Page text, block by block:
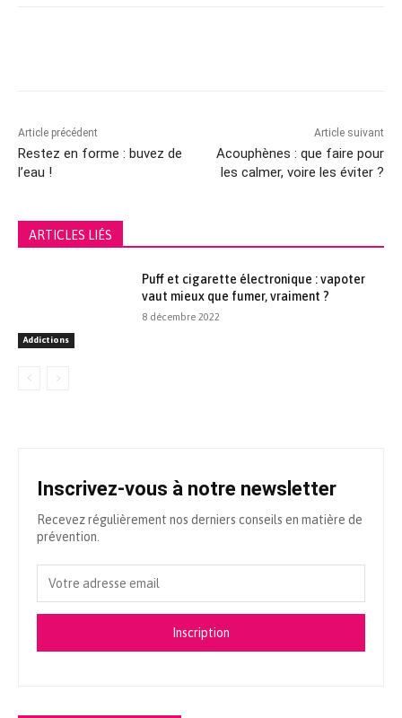
Article précédent
Restez en forme : buvez de
l’eau !
Article suivant
Acouphènes : que faire pour
les calmer, voire les éviter ?
ARTICLES LIÉS
Addictions
Puff et cigarette électronique : vapoter
vaut mieux que fumer, vraiment ?
8 décembre 2022
Inscrivez-vous à notre newsletter
Recevez régulièrement nos derniers conseils en matière de
prévention.
Inscription